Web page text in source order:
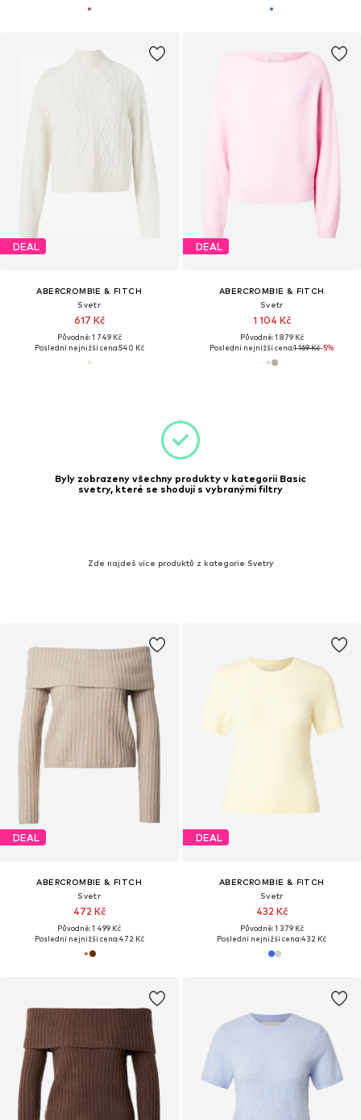
DEAL
ABERCROMBIE & FITCH
Svetr
617 Kč
Původně: 1 749 Kč
Poslední nejnižší cena:540 Kč
DEAL
ABERCROMBIE & FITCH
Svetr
1 104 Kč
Původně: 1 879 Kč
Poslední nejnižší cena:1 169 Kč-5%
Byly zobrazeny všechny produkty v kategorii Basic
svetry, které se shodují s vybranými filtry
Zde najdeš více produktů z kategorie Svetry
DEAL
ABERCROMBIE & FITCH
Svetr
472 Kč
Původně: 1 499 Kč
Poslední nejnižší cena:472 Kč
DEAL
ABERCROMBIE & FITCH
Svetr
432 Kč
Původně: 1 379 Kč
Poslední nejnižší cena:432 Kč